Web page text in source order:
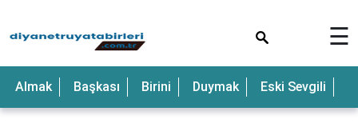
Anne
☰
Almak Başkası Birini Duymak Eski Sevgili